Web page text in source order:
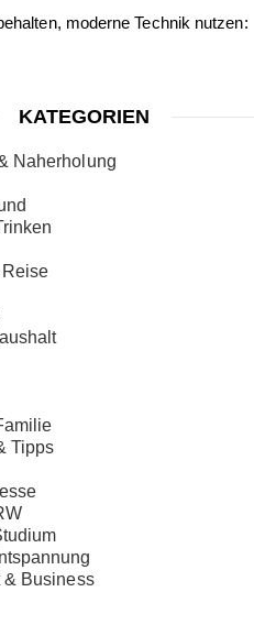
moderne Technik nutzen:
KATEGORIEN
Naherholung
Tipps
& Business